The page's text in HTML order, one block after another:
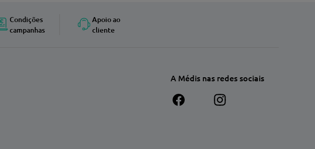
Condições
campanhas
Apoio ao
cliente
A Médis nas redes sociais